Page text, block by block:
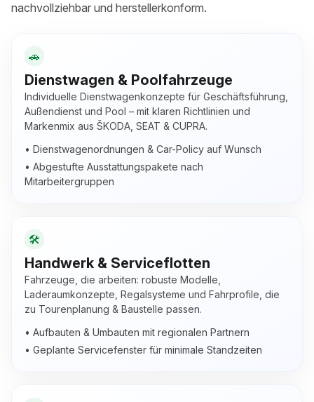
nachvollziehbar und herstellerkonform.
🚗
Dienstwagen & Poolfahrzeuge
Individuelle Dienstwagenkonzepte für Geschäftsführung,
Außendienst und Pool – mit klaren Richtlinien und
Markenmix aus ŠKODA, SEAT & CUPRA.
• Dienstwagenordnungen & Car-Policy auf Wunsch
• Abgestufte Ausstattungspakete nach
Mitarbeitergruppen
🛠️
Handwerk & Serviceflotten
Fahrzeuge, die arbeiten: robuste Modelle,
Laderaumkonzepte, Regalsysteme und Fahrprofile, die
zu Tourenplanung & Baustelle passen.
• Aufbauten & Umbauten mit regionalen Partnern
• Geplante Servicefenster für minimale Standzeiten